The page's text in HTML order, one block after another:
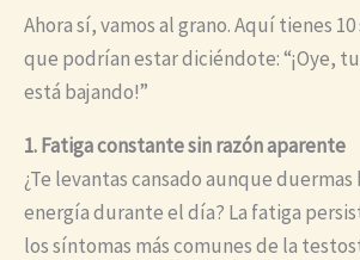
Ahora sí, vamos al grano. Aquí tienes
que podrían estar diciéndote: “¡Oye,
está bajando!”
1. Fatiga constante sin razón aparente
¿Te levantas cansado aunque duermas
energía durante el día? La fatiga
los síntomas más comunes de la